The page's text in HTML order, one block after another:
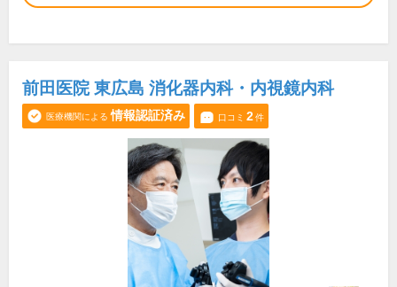
前田医院 東広島 消化器内科・内視鏡内科
医療機関による 情報認証済み 口コミ 2件